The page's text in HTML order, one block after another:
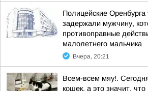
Полицейские Оренбурга
задержали мужчину,
противоправные
малолетнего мальчика
Вчера, 20:21
Всем-всем мяу!.
кошек, а это значит,